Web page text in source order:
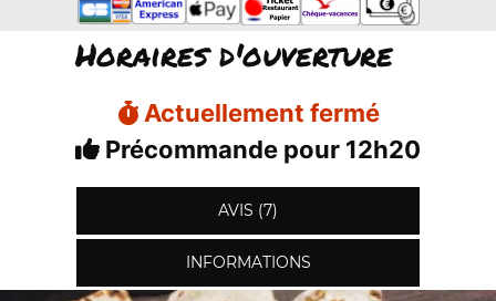
Horaires d'ouverture
Actuellement fermé
Précommande pour 12h20
AVIS (7)
INFORMATIONS